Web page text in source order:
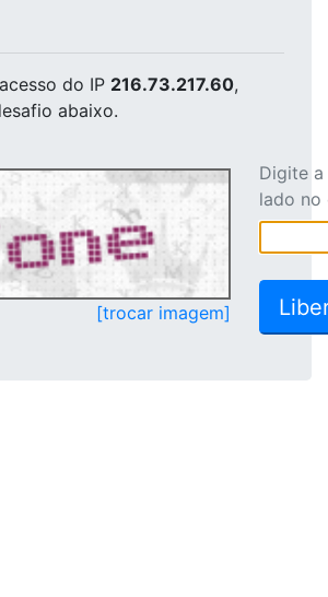
do IP 216.73.217.60,
abaixo.
[trocar imagem]
Digite
lado no